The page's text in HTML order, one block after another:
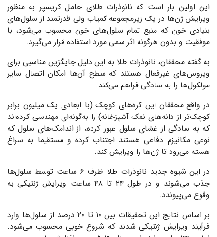
این اولین بار است که نانوذرات طلای حامل کریسپر به منظور
ویرایش ژن‌ها در یک زیرمجموعه کمیاب ولی قدرتمند از سلول‌های
بنیادی خون که منبع تمام سلول‌های خون محسوب می‌شود، با
موفقیت و بدون هرگونه اثر سمی مورد استفاده قرار می‌گیرد.
به گفته محققان، نانوذرات طلا به این دلیل جایگزین مناسبی برای
ویروس‌های غیرفعال هستند که سطح آن‌ها امکان اتصال سایر
مولکول‌ها را به سادگی فراهم می‌کند.
در واقع محققان این کره‌های کوچک (با ابعادی یک میلیون برابر
کوچک‌تر از دانه‌های نمک آشپزخانه) را به‌گونه‌ای مهندسی کرده‌اند
که به سادگی از غشای سلول عبور کرده، از اندامک‌های سلول که
نوعی مکانیزم دفاعی هستند اجتناب کرده و مستقیما به سراغ
هسته می‌رود تا ژن‌ها را ویرایش کند.
در این شیوه جدید نانوذرات طلا ظرف ۶ ساعت توسط سلول‌ها
جذب می‌شوند و در طول ۲۴ تا ۴۸ ساعت ویرایش ژنتیکی به
وقوع می‌پیوندد.
بر اساس نتایج این تحقیقات بین ۱۰ تا ۲۰ درصد از سلول‌ها وارد
فرآیند ویرایش ژنتیکی شدند که شروع خوبی محسوب می‌شود.